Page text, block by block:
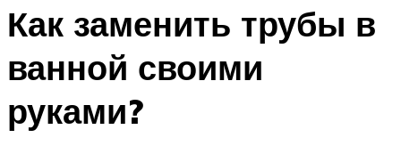
Как заменить трубы в
ванной своими
руками?